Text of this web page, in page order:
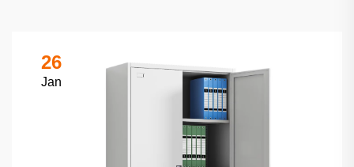
26
Jan